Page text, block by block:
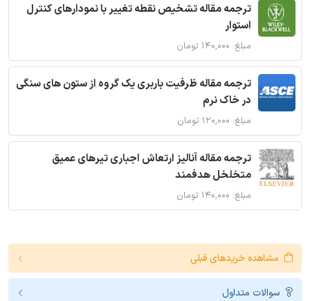
ترجمه مقاله تشخیص نقطه تغییر با نمودارهای کنترل
استوار
مبلغ: ۱۴۰,۰۰۰ تومان
ترجمه مقاله ظرفیت باربری یک گروه از ستون های سنگی
در خاک نرم
مبلغ: ۱۲۰,۰۰۰ تومان
ترجمه مقاله آنالیز ارتعاش اجباری تیرهای عمیق
متخلخل هدفمند
مبلغ: ۱۴۰,۰۰۰ تومان
مشاهده خریدهای قبلی
سوالات متداول